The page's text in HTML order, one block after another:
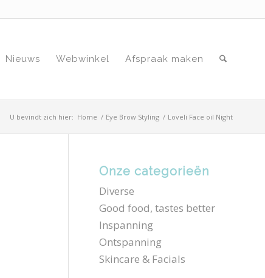
Nieuws Webwinkel Afspraak maken
U bevindt zich hier: Home / Eye Brow Styling / Loveli Face oil Night
Onze categorieën
Diverse
Good food, tastes better
Inspanning
Ontspanning
Skincare & Facials